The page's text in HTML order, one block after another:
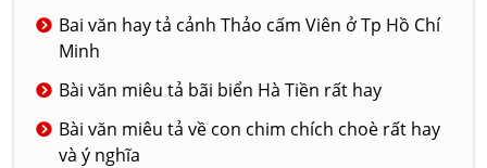
Bai văn hay tả cảnh Thảo cấm Viên ở Tp Hồ Chí
Minh
Bài văn miêu tả bãi biển Hà Tiền rất hay
Bài văn miêu tả về con chim chích choè rất hay
và ý nghĩa